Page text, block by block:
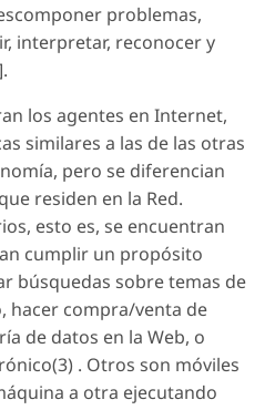
problemas,
interpretar, reconocer y
los agentes en Internet,
similares a las de las otras
pero se diferencian
residen en la Red.
esto es, se encuentran
cumplir un propósito
búsquedas sobre temas de
hacer compra/venta de
de datos en la Web, o
. Otros son móviles
a otra ejecutando